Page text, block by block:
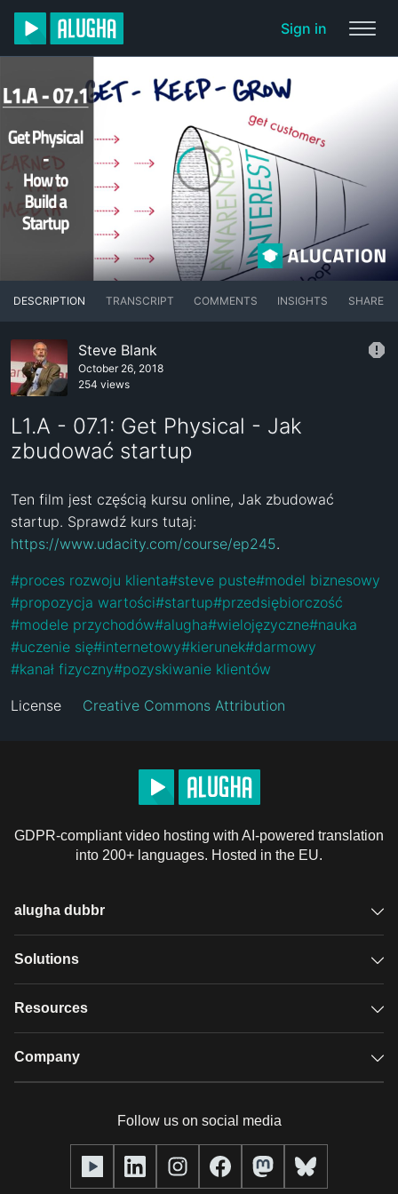
Sign in
DESCRIPTION TRANSCRIPT COMMENTS INSIGHTS SHARE
Steve Blank
October 26, 2018
254 views
L1.A - 07.1: Get Physical - Jak
zbudować startup
Ten film jest częścią kursu online, Jak zbudować
https://www.udacity.com/course/ep245.
#proces rozwoju klienta#steve puste#model biznesowy
#propozycja wartości#startup#przedsiębiorczość
#modele przychodów#alugha#wielojęzyczne#nauka
#uczenie się#internetowy#kierunek#darmowy
#kanał fizyczny#pozyskiwanie klientów
License Creative Commons Attribution
GDPR-compliant video hosting with AI-powered translation
into 200+ languages. Hosted in the EU.
alugha dubbr
Overview
Glossary
Solutions
GDPR video hosting
Resources
Case studies
alugha Academy
Company
Our team
Follow us on social media